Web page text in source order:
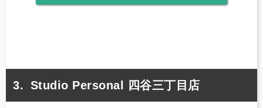
Studio Personal 四谷三丁目店